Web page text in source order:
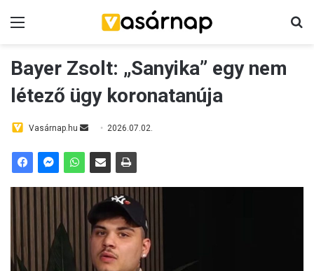
Bayer Zsolt: „Sanyika” egy nem
létező ügy koronatanúja
Vasárnap.hu
n
e
a
2026.07.02.